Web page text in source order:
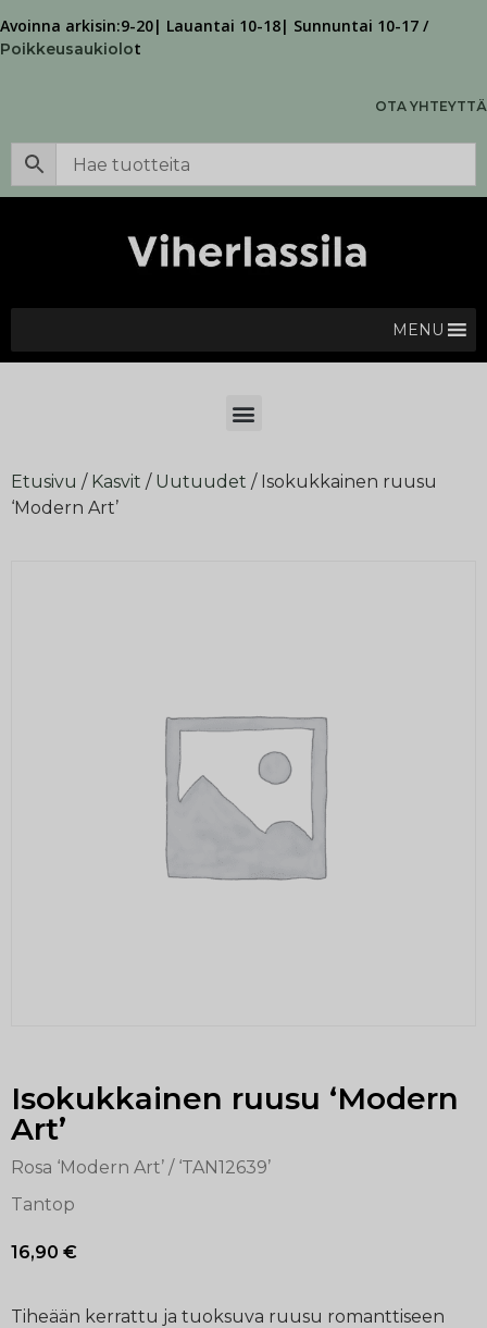
Avoinna arkisin:9-20| Lauantai 10-18| Sunnuntai 10-17 /
Poikkeusaukiolot
OTA YHTEYTTÄ
MENU
Etusivu / Kasvit / Uutuudet / Isokukkainen ruusu
‘Modern Art’
Isokukkainen ruusu ‘Modern
Art’
Rosa ‘Modern Art’ / ‘TAN12639’
Tantop
16,90 €
Tiheään kerrattu ja tuoksuva ruusu romanttiseen